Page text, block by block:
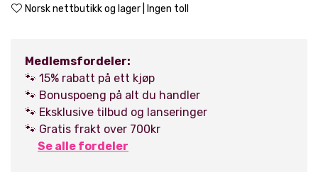
Norsk nettbutikk og lager | Ingen toll
Medlemsfordeler:
🐾 15% rabatt på ett kjøp
🐾 Bonuspoeng på alt du handler
🐾 Eksklusive tilbud og lanseringer
🐾 Gratis frakt over 700kr
Se alle fordeler